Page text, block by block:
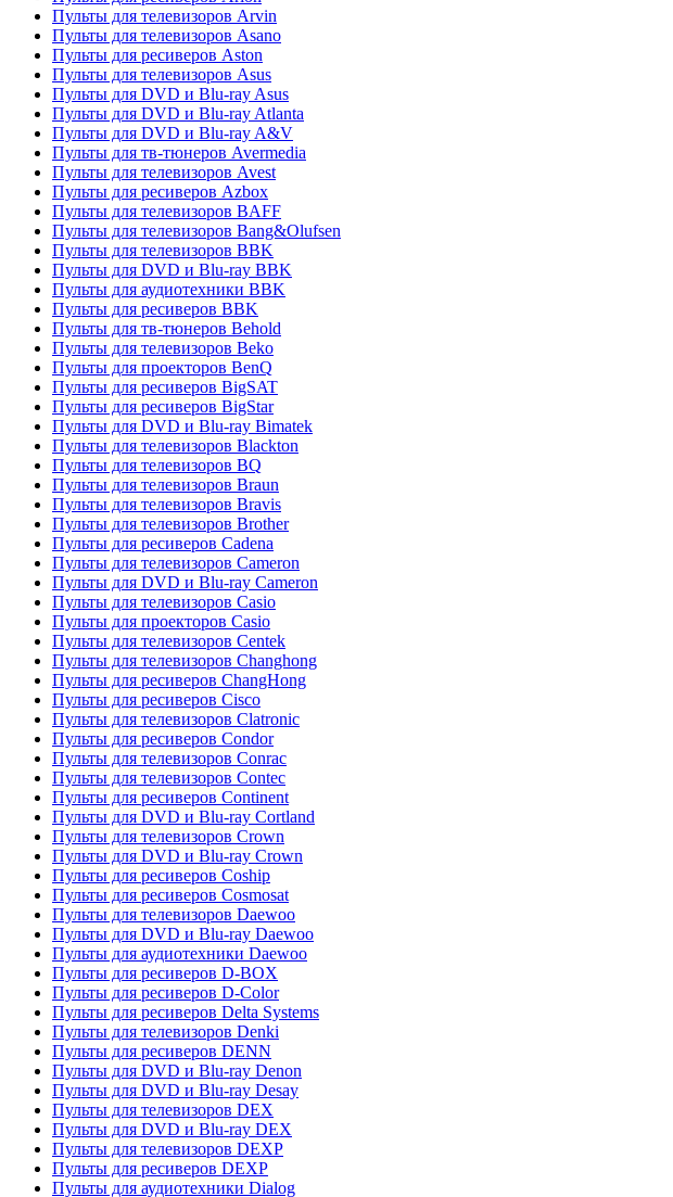
Пульты для телевизоров Arvin
Пульты для телевизоров Asano
Пульты для ресиверов Aston
Пульты для телевизоров Asus
Пульты для DVD и Blu-ray Asus
Пульты для DVD и Blu-ray Atlanta
Пульты для DVD и Blu-ray A&V
Пульты для тв-тюнеров Avermedia
Пульты для телевизоров Avest
Пульты для ресиверов Azbox
Пульты для телевизоров BAFF
Пульты для телевизоров Bang&Olufsen
Пульты для телевизоров BBK
Пульты для DVD и Blu-ray BBK
Пульты для аудиотехники BBK
Пульты для ресиверов BBK
Пульты для тв-тюнеров Behold
Пульты для телевизоров Beko
Пульты для проекторов BenQ
Пульты для ресиверов BigSAT
Пульты для ресиверов BigStar
Пульты для DVD и Blu-ray Bimatek
Пульты для телевизоров Blackton
Пульты для телевизоров BQ
Пульты для телевизоров Braun
Пульты для телевизоров Bravis
Пульты для телевизоров Brother
Пульты для ресиверов Cadena
Пульты для телевизоров Cameron
Пульты для DVD и Blu-ray Cameron
Пульты для телевизоров Casio
Пульты для проекторов Casio
Пульты для телевизоров Centek
Пульты для телевизоров Changhong
Пульты для ресиверов ChangHong
Пульты для ресиверов Cisco
Пульты для телевизоров Clatronic
Пульты для ресиверов Condor
Пульты для телевизоров Conrac
Пульты для телевизоров Contec
Пульты для ресиверов Continent
Пульты для DVD и Blu-ray Cortland
Пульты для телевизоров Crown
Пульты для DVD и Blu-ray Crown
Пульты для ресиверов Coship
Пульты для ресиверов Cosmosat
Пульты для телевизоров Daewoo
Пульты для DVD и Blu-ray Daewoo
Пульты для аудиотехники Daewoo
Пульты для ресиверов D-BOX
Пульты для ресиверов D-Color
Пульты для ресиверов Delta Systems
Пульты для телевизоров Denki
Пульты для ресиверов DENN
Пульты для DVD и Blu-ray Denon
Пульты для DVD и Blu-ray Desay
Пульты для телевизоров DEX
Пульты для DVD и Blu-ray DEX
Пульты для телевизоров DEXP
Пульты для ресиверов DEXP
Пульты для аудиотехники Dialog